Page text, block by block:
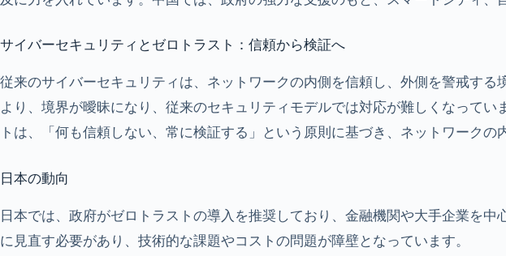
サイバーセキュリティとゼロトラスト：信頼から検証へ
従来のサイバーセキュリティは、ネットワークの内側を信頼し、外側を警戒す
より、境界が曖昧になり、従来のセキュリティモデルでは対応が難しくなって
トは、「何も信頼しない、常に検証する」という原則に基づき、ネットワークの
日本の動向
日本では、政府がゼロトラストの導入を推奨しており、金融機関や大手企業を
に見直す必要があり、技術的な課題やコストの問題が障壁となっています。